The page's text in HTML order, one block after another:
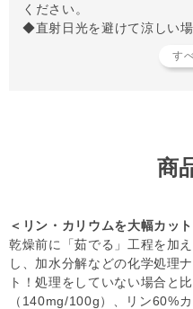
ください。
◆直射日光を避けて涼しい場
をご覧ください。
【キャンセルについてご注
歴からのご注文キャンセル
ない場合がございます。
(「発送予定日のお知らせメ
ば、メール・お電話・ マイ
いただけます。）
商
＜リン・カリウムを大幅カット
乾燥前に「茹でる」工程を加
し、加水分解などの化学処理
ト！処理をしていない場合と
（140mg/100g）、リン60%